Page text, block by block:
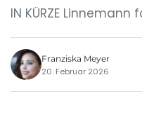
IN KÜRZE
Franziska Meyer
20. Februar 2026